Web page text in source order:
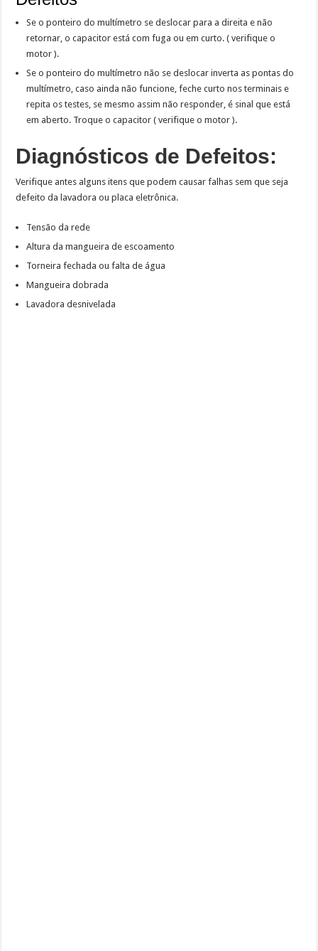
Se o ponteiro do multímetro se deslocar para a direita e não
retornar, o capacitor está com fuga ou em curto. ( verifique o
motor ).
Se o ponteiro do multímetro não se deslocar inverta as pontas do
multímetro, caso ainda não funcione, feche curto nos terminais e
repita os testes, se mesmo assim não responder, é sinal que está
em aberto. Troque o capacitor ( verifique o motor ).
Diagnósticos de Defeitos:
Verifique antes alguns itens que podem causar falhas sem que seja
defeito da lavadora ou placa eletrônica.
Tensão da rede
Altura da mangueira de escoamento
Torneira fechada ou falta de água
Mangueira dobrada
Lavadora desnivelada